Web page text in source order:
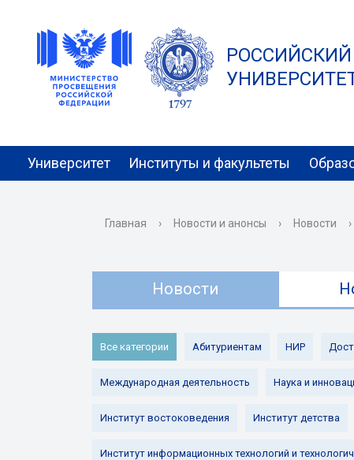
Университет Институты и факультеты
Главная › Новости и анонсы › Новости ›
Новости
Все категории Абитуриентам НИР
Международная деятельность Наука и
Институт востоковедения Институт детства
Институт информационных технологий и